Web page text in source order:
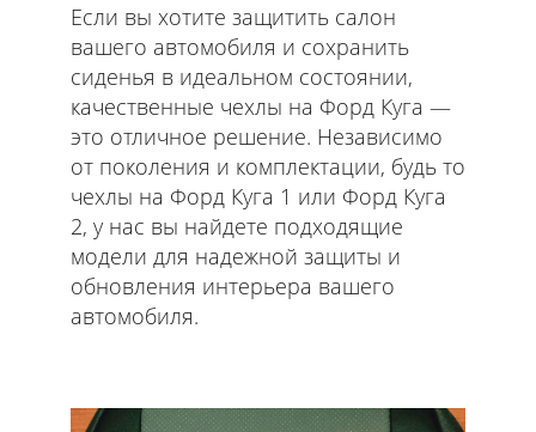
Если вы хотите защитить салон
вашего автомобиля и сохранить
сиденья в идеальном состоянии,
качественные чехлы на Форд Куга —
это отличное решение. Независимо
от поколения и комплектации, будь то
чехлы на Форд Куга 1 или Форд Куга
2, у нас вы найдете подходящие
модели для надежной защиты и
обновления интерьера вашего
автомобиля.